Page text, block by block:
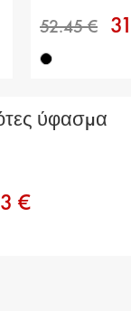
ύφασμα
€